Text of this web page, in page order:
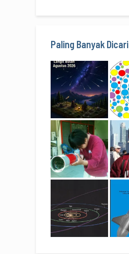
Paling Banyak Dicari